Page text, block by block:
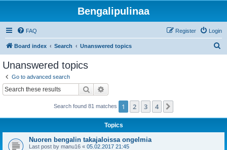
Bengalipulinaa
FAQ Login
Register
Board index Search Unanswered topics
Unanswered topics
Go to advanced search
Search
Search found 81 matches 1 2 3 4
Topics
Nuoren bengalin takajaloissa ongelmia
Last post by manu16 « 05.02.2017 21:45